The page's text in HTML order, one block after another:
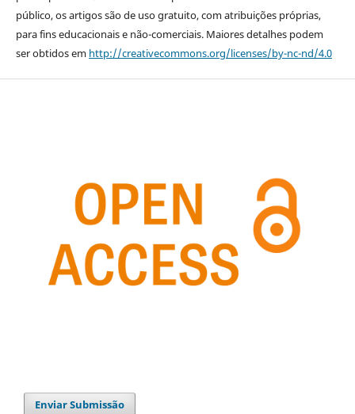
público, os artigos são de uso gratuito, com atribuições próprias,
para fins educacionais e não-comerciais. Maiores detalhes podem
ser obtidos em http://creativecommons.org/licenses/by-nc-nd/4.0
Enviar Submissão